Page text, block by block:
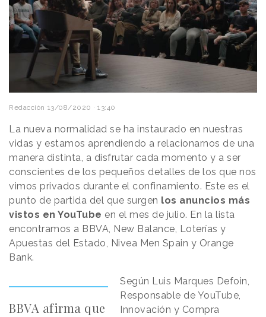
Redacción 13/08/2020 · 13:40
La nueva normalidad se ha instaurado en nuestras
vidas y estamos aprendiendo a relacionarnos de una
manera distinta, a disfrutar cada momento y a ser
conscientes de los pequeños detalles de los que nos
vimos privados durante el confinamiento. Este es el
punto de partida del que surgen los anuncios más
vistos en YouTube en el mes de julio. En la lista
encontramos a BBVA, New Balance, Loterías y
Apuestas del Estado, Nivea Men Spain y Orange
Bank.
BBVA afirma que
Según Luis Marques Defoin,
Responsable de YouTube,
Innovación y Compra